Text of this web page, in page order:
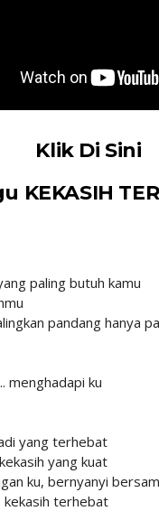
Klik Di Sini
KEKASIH
paling butuh kamu
pandang hanya
menghadapi ku
yang terhebat
yang kuat
ku, bernyanyi
kekasih terhebat